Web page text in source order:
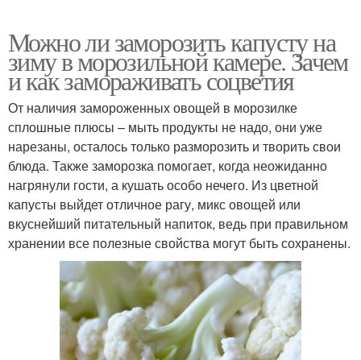
Можно ли заморозить капусту на
зиму в морозильной камере. Зачем
и как замораживать соцветия
От наличия замороженных овощей в морозилке
сплошные плюсы – мыть продукты не надо, они уже
нарезаны, осталось только разморозить и творить свои
блюда. Также заморозка помогает, когда неожиданно
нагрянули гости, а кушать особо нечего. Из цветной
капусты выйдет отличное рагу, микс овощей или
вкуснейший питательный напиток, ведь при правильном
хранении все полезные свойства могут быть сохранены.